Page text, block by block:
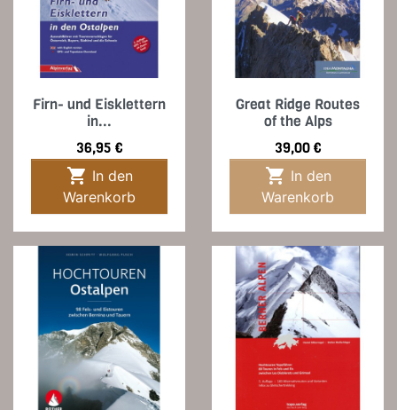
Firn- und Eisklettern
in...
Preis
36,95 €

Warenkorb
Great Ridge Routes
of the Alps
Preis
39,00 €

Warenkorb